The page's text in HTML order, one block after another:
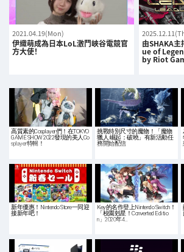
2021.04.19(Mon)
伊織萌成為日本LoL激鬥峽谷電競官
方大使！
由SHAKA主
ue of
by Riot
高質素的Cosplayer們！在TOKYO
GAME SHOW 2022發現的美人Co
splayer特輯！
挑戰特別尺寸的魔物！「魔物
獵人 崛起：破曉」有新活動任
務開始配信
新年優惠！Nintendo Store一同迎
接新年吧！
Key的名作登上Nintendo Switch！
「校園剋星！Converted Editio
n」2020年4…